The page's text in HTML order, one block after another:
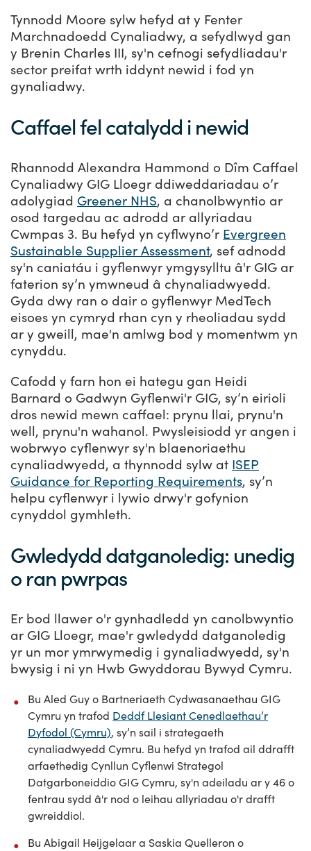
Tynnodd Moore sylw hefyd at y Fenter
Marchnadoedd Cynaliadwy, a sefydlwyd gan
y Brenin Charles III, sy'n cefnogi sefydliadau'r
sector preifat wrth iddynt newid i fod yn
gynaliadwy.
Caffael fel catalydd i newid
Rhannodd Alexandra Hammond o Dîm Caffael
Cynaliadwy GIG Lloegr ddiweddariadau o’r
adolygiad Greener NHS, a chanolbwyntio ar
osod targedau ac adrodd ar allyriadau
Cwmpas 3. Bu hefyd yn cyflwyno’r Evergreen
Sustainable Supplier Assessment, sef adnodd
sy'n caniatáu i gyflenwyr ymgysylltu â'r GIG ar
faterion sy’n ymwneud â chynaliadwyedd.
Gyda dwy ran o dair o gyflenwyr MedTech
eisoes yn cymryd rhan cyn y rheoliadau sydd
ar y gweill, mae'n amlwg bod y momentwm yn
cynyddu.
Cafodd y farn hon ei hategu gan Heidi
Barnard o Gadwyn Gyflenwi'r GIG, sy’n eirioli
dros newid mewn caffael: prynu llai, prynu'n
well, prynu'n wahanol. Pwysleisiodd yr angen i
wobrwyo cyflenwyr sy'n blaenoriaethu
cynaliadwyedd, a thynnodd sylw at ISEP
Guidance for Reporting Requirements, sy’n
helpu cyflenwyr i lywio drwy'r gofynion
cynyddol gymhleth.
Gwledydd datganoledig: unedig
o ran pwrpas
Er bod llawer o'r gynhadledd yn canolbwyntio
ar GIG Lloegr, mae'r gwledydd datganoledig
yr un mor ymrwymedig i gynaliadwyedd, sy'n
bwysig i ni yn Hwb Gwyddorau Bywyd Cymru.
Bu Aled Guy o Bartneriaeth Cydwasanaethau GIG
Cymru yn trafod Deddf Llesiant Cenedlaethau’r
Dyfodol (Cymru), sy’n sail i strategaeth
cynaliadwyedd Cymru. Bu hefyd yn trafod ail ddrafft
arfaethedig Cynllun Cyflenwi Strategol
Datgarboneiddio GIG Cymru, sy'n adeiladu ar y 46 o
fentrau sydd â'r nod o leihau allyriadau o'r drafft
gwreiddiol.
Bu Abigail Heijgelaar a Saskia Quelleron o